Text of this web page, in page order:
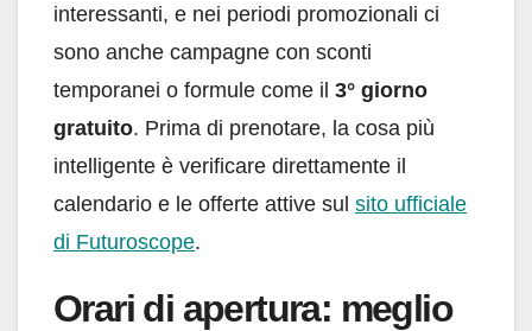
interessanti, e nei periodi promozionali ci
sono anche campagne con sconti
temporanei o formule come il 3° giorno
gratuito. Prima di prenotare, la cosa più
intelligente è verificare direttamente il
calendario e le offerte attive sul sito ufficiale
di Futuroscope.
Orari di apertura: meglio